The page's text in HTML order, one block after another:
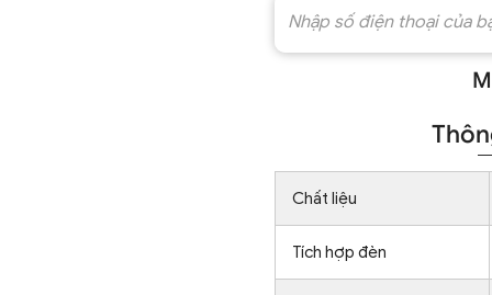
Chất liệu
Tích hợp đèn